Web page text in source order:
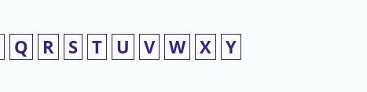
Q R S T U V W X Y